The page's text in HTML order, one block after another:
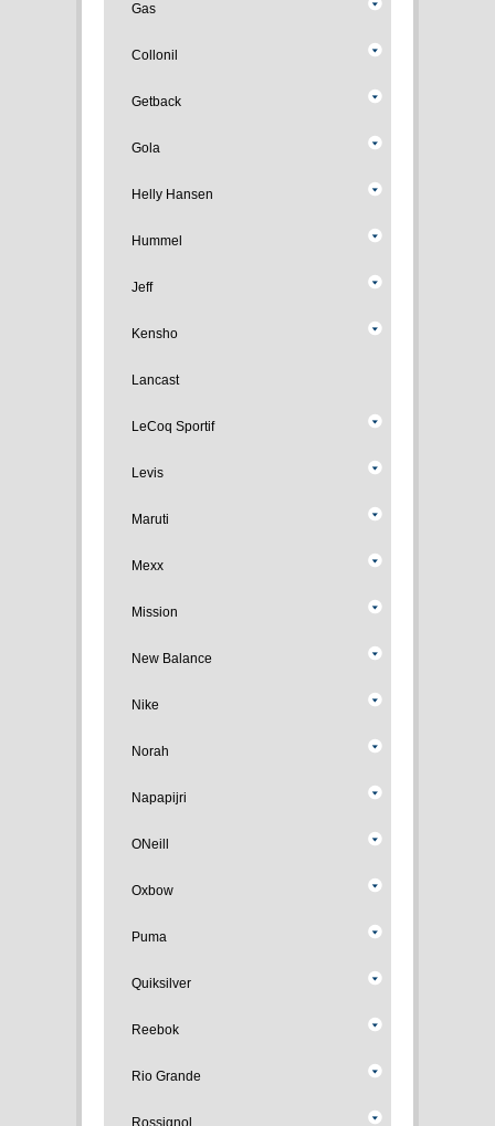
Gas
Collonil
Getback
Gola
Helly Hansen
Hummel
Jeff
Kensho
Lancast
LeCoq Sportif
Levis
Maruti
Mexx
Mission
New Balance
Nike
Norah
Napapijri
ONeill
Oxbow
Puma
Quiksilver
Reebok
Rio Grande
Rossignol